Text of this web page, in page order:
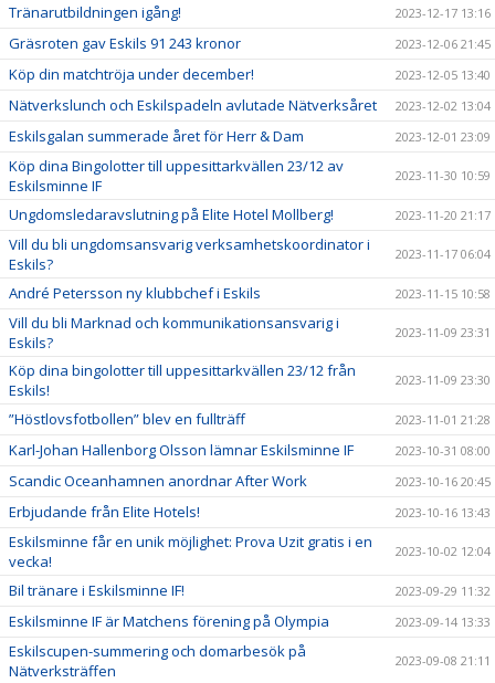
Tränarutbildningen igång! 2023-12-17 13:16
Gräsroten gav Eskils 91 243 kronor 2023-12-06 21:45
Köp din matchtröja under december! 2023-12-05 13:40
Nätverkslunch och Eskilspadeln avlutade Nätverksåret 2023-12-02 13:04
Eskilsgalan summerade året för Herr & Dam 2023-12-01 23:09
Köp dina Bingolotter till uppesittarkvällen 23/12 av
Eskilsminne IF
2023-11-30 10:59
Ungdomsledaravslutning på Elite Hotel Mollberg! 2023-11-20 21:17
Vill du bli ungdomsansvarig verksamhetskoordinator i
Eskils?
2023-11-17 06:04
André Petersson ny klubbchef i Eskils 2023-11-15 10:58
Vill du bli Marknad och kommunikationsansvarig i
Eskils?
2023-11-09 23:31
Köp dina bingolotter till uppesittarkvällen 23/12 från
Eskils!
2023-11-09 23:30
”Höstlovsfotbollen” blev en fullträff 2023-11-01 21:28
Karl-Johan Hallenborg Olsson lämnar Eskilsminne IF 2023-10-31 08:00
Scandic Oceanhamnen anordnar After Work 2023-10-16 20:45
Erbjudande från Elite Hotels! 2023-10-16 13:43
Eskilsminne får en unik möjlighet: Prova Uzit gratis i en
vecka!
2023-10-02 12:04
Bil tränare i Eskilsminne IF! 2023-09-29 11:32
Eskilsminne IF är Matchens förening på Olympia 2023-09-14 13:33
Eskilscupen-summering och domarbesök på
Nätverksträffen
2023-09-08 21:11